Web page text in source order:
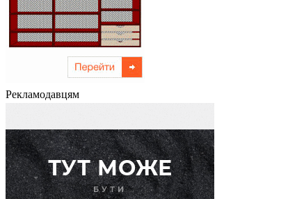
Рекламодавцям